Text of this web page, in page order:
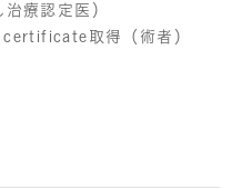
療認定医）
取得（術者）